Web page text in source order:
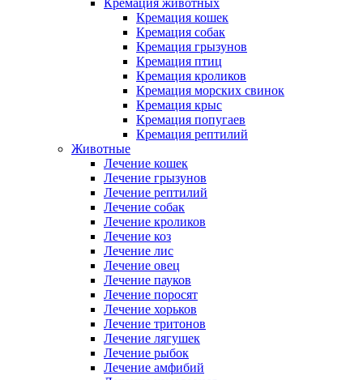
Кремация животных
Кремация кошек
Кремация собак
Кремация грызунов
Кремация птиц
Кремация кроликов
Кремация морских свинок
Кремация крыс
Кремация попугаев
Кремация рептилий
Животные
Лечение кошек
Лечение грызунов
Лечение рептилий
Лечение собак
Лечение кроликов
Лечение коз
Лечение лис
Лечение овец
Лечение пауков
Лечение поросят
Лечение хорьков
Лечение тритонов
Лечение лягушек
Лечение рыбок
Лечение амфибий